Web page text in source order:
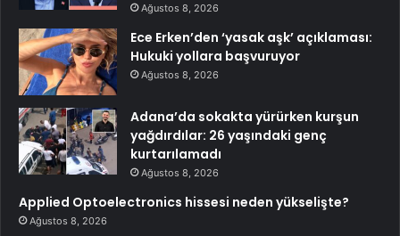
Ağustos 8, 2026
Ece Erken’den ‘yasak aşk’ açıklaması:
Hukuki yollara başvuruyor
Ağustos 8, 2026
Adana’da sokakta yürürken kurşun
yağdırdılar: 26 yaşındaki genç
kurtarılamadı
Ağustos 8, 2026
Applied Optoelectronics hissesi neden yükselişte?
Ağustos 8, 2026